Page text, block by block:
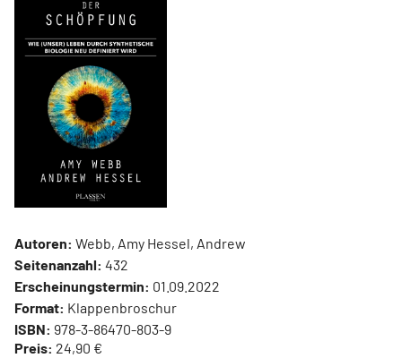
Autoren: Webb, Amy Hessel, Andrew
Seitenanzahl: 432
Erscheinungstermin: 01.09.2022
Format: Klappenbroschur
ISBN: 978-3-86470-803-9
Preis: 24,90 €